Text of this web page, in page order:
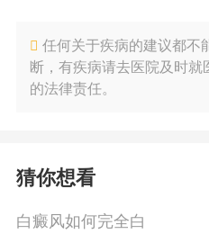
任何关于疾病的建议都不
断，有疾病请去医院及时
的法律责任。
猜你想看
白癜风如何完全白